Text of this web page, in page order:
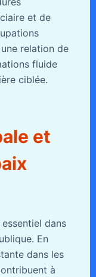
et de
relation de
fluide
ciblée.
et
dans
En
dans les
à